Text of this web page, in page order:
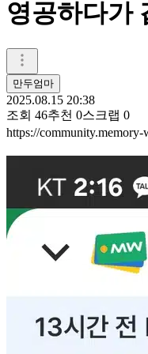
영공하다가
만두엄마
2025.08.15 20:38
조회 46추천 0스크랩 0
https://